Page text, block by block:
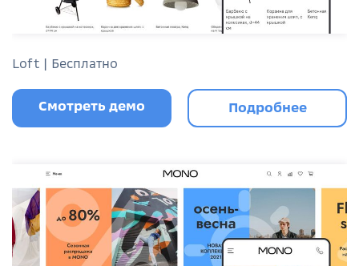
Loft | Бесплатно
Смотреть демо Подробнее